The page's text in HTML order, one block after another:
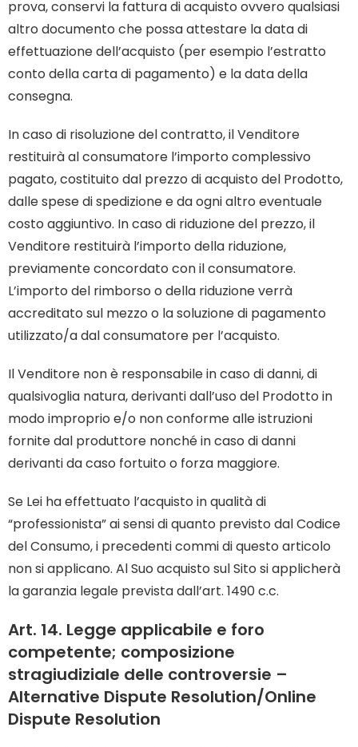
prova, conservi la fattura di acquisto ovvero qualsiasi
altro documento che possa attestare la data di
effettuazione dell’acquisto (per esempio l’estratto
conto della carta di pagamento) e la data della
consegna.
In caso di risoluzione del contratto, il Venditore
restituirà al consumatore l’importo complessivo
pagato, costituito dal prezzo di acquisto del Prodotto,
dalle spese di spedizione e da ogni altro eventuale
costo aggiuntivo. In caso di riduzione del prezzo, il
Venditore restituirà l’importo della riduzione,
previamente concordato con il consumatore.
L’importo del rimborso o della riduzione verrà
accreditato sul mezzo o la soluzione di pagamento
utilizzato/a dal consumatore per l’acquisto.
Il Venditore non è responsabile in caso di danni, di
qualsivoglia natura, derivanti dall’uso del Prodotto in
modo improprio e/o non conforme alle istruzioni
fornite dal produttore nonché in caso di danni
derivanti da caso fortuito o forza maggiore.
Se Lei ha effettuato l’acquisto in qualità di
“professionista” ai sensi di quanto previsto dal Codice
del Consumo, i precedenti commi di questo articolo
non si applicano. Al Suo acquisto sul Sito si applicherà
la garanzia legale prevista dall’art. 1490 c.c.
Art. 14. Legge applicabile e foro
competente; composizione
stragiudiziale delle controversie –
Alternative Dispute Resolution/Online
Dispute Resolution